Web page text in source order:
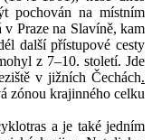
pochován na místním
Praze na Slavíně, kam
další přístupové cesty
z 7–10. století. Jde
v jižních Čechách.
zónou krajinného celku
a je také jedním